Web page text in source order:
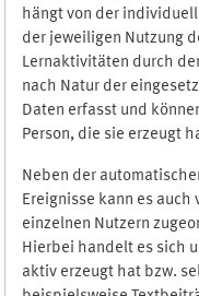
hängt von der
der jeweiligen Nutzung
Lernaktivitäten durch
nach Natur der
Daten erfasst und
Person, die sie erzeugt
Neben der
Ereignisse kann es
einzelnen Nutzern
Hierbei handelt es sich
aktiv erzeugt hat bzw.